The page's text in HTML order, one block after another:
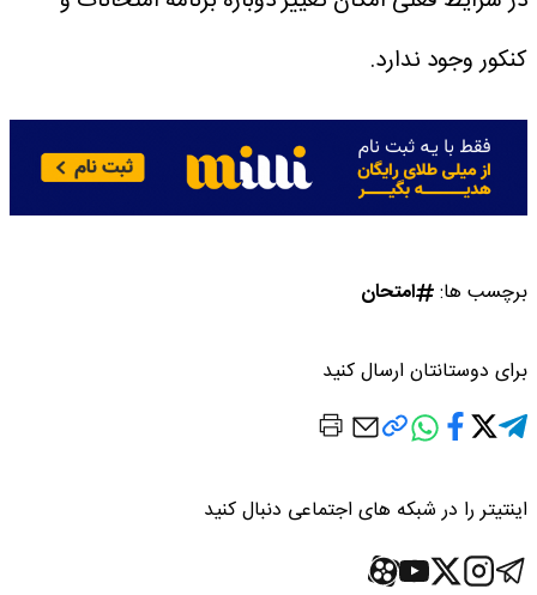
کنکور وجود ندارد.
برچسب ها: امتحان
برای دوستانتان ارسال کنید
اینتیتر را در شبکه های اجتماعی دنبال کنید